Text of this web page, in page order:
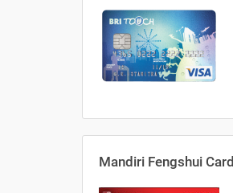
Mandiri Fengshui Card